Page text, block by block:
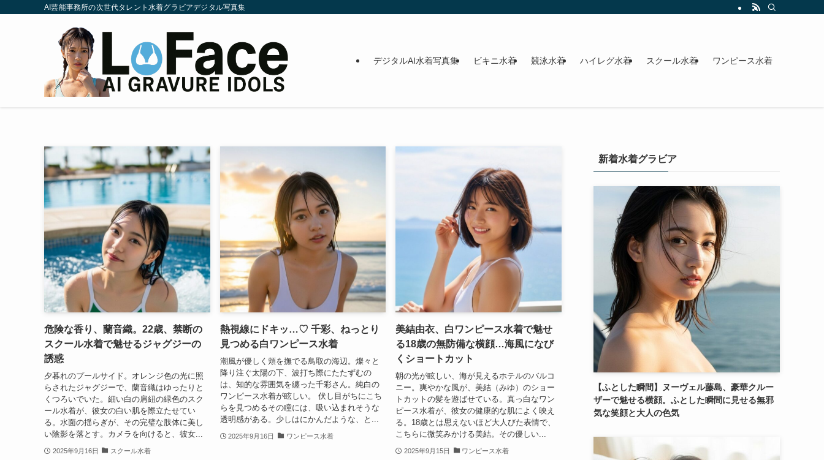
AI芸能事務所の次世代タレント水着グラビアデジタル写真集
デジタルAI水着写真集 ビキニ水着 競泳水着 ハイレグ水着 スクール水着 ワンピース水着
危険な香り、蘭音織。22歳、禁断の
スクール水着で魅せるジャグジーの
誘惑
夕暮れのプールサイド。オレンジ色の光に照
らされたジャグジーで、蘭音織はゆったりと
くつろいでいた。細い白の肩紐の緑色のスク
ール水着が、彼女の白い肌を際立たせてい
る。水面の揺らぎが、その完璧な肢体に美し
い陰影を落とす。カメラを向けると、彼女...
2025年9月16日 スクール水着
熱視線にドキッ…♡ 千彩、ねっとり
見つめる白ワンピース水着
潮風が優しく頬を撫でる鳥取の海辺。燦々と
降り注ぐ太陽の下、波打ち際にたたずむの
は、知的な雰囲気を纏った千彩さん。純白の
ワンピース水着が眩しい。 伏し目がちにこち
らを見つめるその瞳には、吸い込まれそうな
透明感がある。少しはにかんだような、と...
2025年9月16日 ワンピース水着
美結由衣、白ワンピース水着で魅せ
る18歳の無防備な横顔…海風になび
くショートカット
朝の光が眩しい、海が見えるホテルのバルコ
ニー。爽やかな風が、美結（みゆ）のショー
トカットの髪を遊ばせている。真っ白なワン
ピース水着が、彼女の健康的な肌によく映え
る。18歳とは思えないほど大人びた表情で、
こちらに微笑みかける美結。その優しい...
2025年9月15日 ワンピース水着
新着水着グラビア
【ふとした瞬間】ヌーヴェル藤島、豪華クルー
ザーで魅せる横顔。ふとした瞬間に見せる無邪
気な笑顔と大人の色気